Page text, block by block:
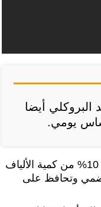
البروكلي أيضا
يومي.
تقول غابرييل: "عندما تتناول البروكلي، فإنك تحصل على نحو 10% من كمية الألياف
وتحافظ على